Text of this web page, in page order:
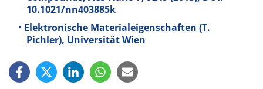
10.1021/nn403885k
Elektronische Materialeigenschaften (T.
Pichler), Universität Wien